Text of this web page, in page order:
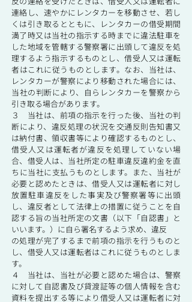
連絡し、速やかにレンタカーを移動させ、若し
くは引き取るとともに、レンタカーの借受期間
満了時又は当社の指示する時までに違法駐車を
した地域を管轄する警察署に出頭して違反を処
理するよう指示するものとし、借受人又は運転
者はこれに従うものとします。なお、当社は、
レンタカーが警察により移動された場合には、
当社の判断により、自らレンタカーを警察から
引き取る場合があります。
３ 当社は、前項の指示を行った後、当社の判
断により、違反処理の状況を交通反則告知書又
は納付書、領収書等により確認するものとし、
借受人又は運転者が違反を処理していない場
合、借受人は、当社所定の駐車違反違約金を直
ちに当社に支払うものとします。また、当社が
必要と認めたときは、借受人又は運転者に対し
放置駐車違反をした事実及び警察署等に出頭
し、違反者として法律上の措置に従うことを自
認する旨の当社所定の文書（以下「自認書」と
いいます。）に自ら署名するよう求め、違反
の処理が完了するまで前項の指示を行うものと
し、借受人又は運転者はこれに従うものとしま
す。
４ 当社は、当社が必要と認めた場合は、警察
に対して自認書及び貸渡証等の個人情報を含む
資料を提出する等により借受人又は運転者に対